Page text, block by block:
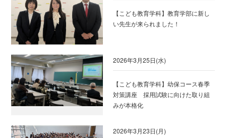
【こども教育学科】教育学部に新し
い先生が来られました！
2026年3月25日(水)
【こども教育学科】幼保コース春季
対策講座 採用試験に向けた取り組
みが本格化
2026年3月23日(月)